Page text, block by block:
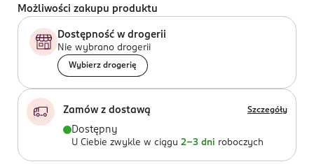
Możliwości zakupu produktu
Dostępność w drogerii
Nie wybrano drogerii
Wybierz drogerię
Zamów z dostawą Szczegóły
Dostępny
U Ciebie zwykle w ciągu 2-3 dni roboczych